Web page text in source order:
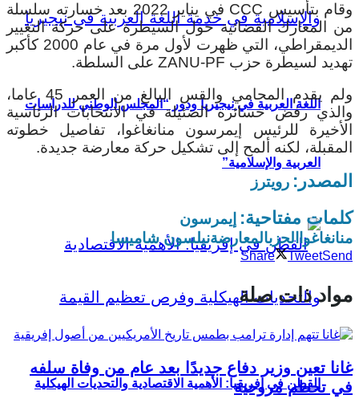
اللغة العربية في نيجيريا ودور “المجلس الوطني للدراسات
العربية والإسلامية”
القطن في إفريقيا: الأهمية الاقتصادية والتحديات الهيكلية
وقام بتأسيس CCC في يناير 2022 بعد خسارته سلسلة
من المعارك القضائية حول السيطرة على حركة التغيير
الديمقراطي، التي ظهرت لأول مرة في عام 2000 كأكبر
تهديد لسيطرة حزب ZANU-PF على السلطة.
ولم يقدم المحامي والقس البالغ من العمر 45 عاما،
والذي رفض خسائره الضئيلة في الانتخابات الرئاسية
الأخيرة للرئيس إيمرسون منانغاغوا، تفاصيل خطوته
المقبلة، لكنه ألمح إلى تشكيل حركة معارضة جديدة.
المصدر: رويترز
كلمات مفتاحية: إيمرسون
منانغاغوا الحزبالمعارضةنيلسون شاميسا
Share TweetSend
مواد ذات صلة
غانا تعين وزير دفاع جديدًا بعد عام من وفاة سلفه
في تحطم مروحية